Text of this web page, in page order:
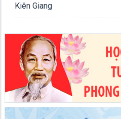
Kiên Giang